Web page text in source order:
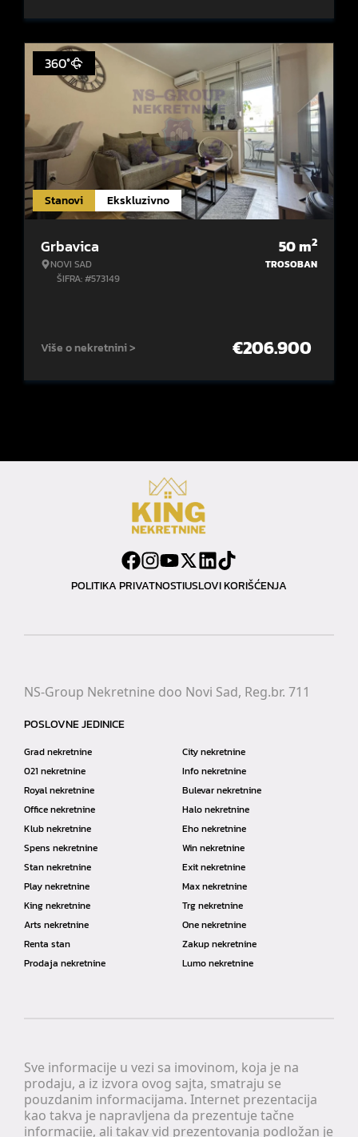
Stanovi Ekskluzivno
360°
Grbavica
NOVI SAD
ŠIFRA: #573149
50m2
TROSOBAN
Više o nekretnini > €206.900
POLITIKA PRIVATNOSTIUSLOVI KORIŠĆENJA
Sve informacije u vezi sa imovinom, koja je na
prodaju, a iz izvora ovog sajta, smatraju se
pouzdanim informacijama. Internet prezentacija
kao takva je napravljena da prezentuje tačne
informacije, ali takav vid prezentovanja podložan je
NS-Group Nekretnine doo Novi Sad, Reg.br. 711
POSLOVNE JEDINICE
Grad nekretnine
City nekretnine
021 nekretnine
Info nekretnine
Royal nekretnine
Bulevar nekretnine
Office nekretnine
Halo nekretnine
Klub nekretnine
Eho nekretnine
Spens nekretnine
Win nekretnine
Stan nekretnine
Exit nekretnine
Play nekretnine
Max nekretnine
King nekretnine
Trg nekretnine
Arts nekretnine
One nekretnine
Renta stan
Zakup nekretnine
Prodaja nekretnine
Lumo nekretnine